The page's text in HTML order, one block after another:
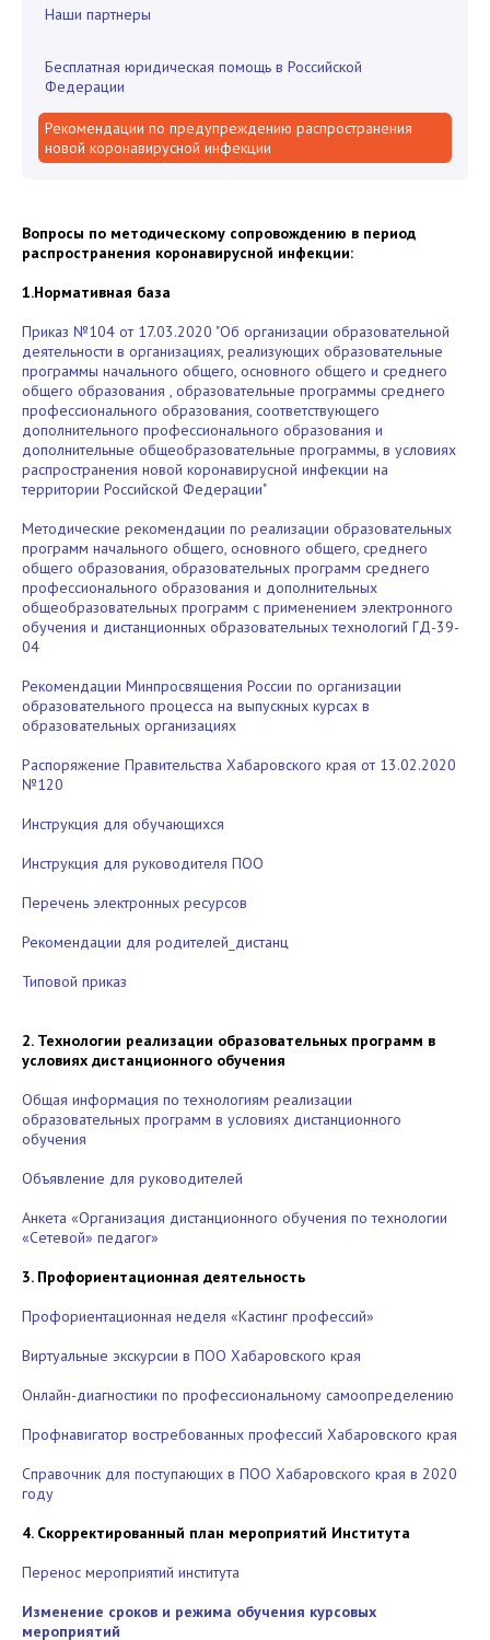
Наши партнеры
Бесплатная юридическая помощь в Российской
Федерации
Рекомендации по предупреждению распространения
новой коронавирусной инфекции
Вопросы по методическому сопровождению в период
распространения коронавирусной инфекции:
1.Нормативная база
Приказ №104 от 17.03.2020 "Об организации образовательной
деятельности в организациях, реализующих образовательные
программы начального общего, основного общего и среднего
общего образования , образовательные программы среднего
профессионального образования, соответствующего
дополнительного профессионального образования и
дополнительные общеобразовательные программы, в условиях
распространения новой коронавирусной инфекции на
территории Российской Федерации"
Методические рекомендации по реализации образовательных
программ начального общего, основного общего, среднего
общего образования, образовательных программ среднего
профессионального образования и дополнительных
общеобразовательных программ с применением электронного
обучения и дистанционных образовательных технологий ГД-39-
04
Рекомендации Минпросвящения России по организации
образовательного процесса на выпускных курсах в
образовательных организациях
Распоряжение Правительства Хабаровского края от 13.02.2020
№120
Инструкция для обучающихся
Инструкция для руководителя ПОО
Перечень электронных ресурсов
Рекомендации для родителей_дистанц
Типовой приказ
2. Технологии реализации образовательных программ в
условиях дистанционного обучения
Общая информация по технологиям реализации
образовательных программ в условиях дистанционного
обучения
Объявление для руководителей
Анкета «Организация дистанционного обучения по технологии
«Сетевой» педагог»
3. Профориентационная деятельность
Профориентационная неделя «Кастинг профессий»
Виртуальные экскурсии в ПОО Хабаровского края
Онлайн-диагностики по профессиональному самоопределению
Профнавигатор востребованных профессий Хабаровского края
Справочник для поступающих в ПОО Хабаровского края в 2020
году
4. Скорректированный план мероприятий Института
Перенос мероприятий института
Изменение сроков и режима обучения курсовых
мероприятий